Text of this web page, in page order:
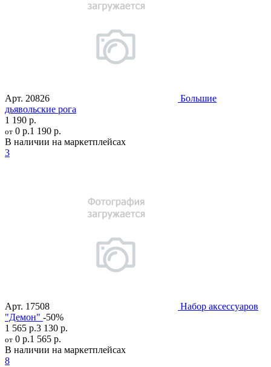
Арт. 20826
Большие
дьявольские рога
1 190 р.
от 0 р.1 190 р.
В наличии на маркетплейсах
3
Арт. 17508
Набор аксессуаров
"Демон" -50%
1 565 р.3 130 р.
от 0 р.1 565 р.
В наличии на маркетплейсах
8